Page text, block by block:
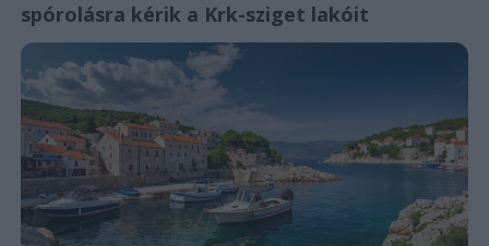
spórolásra kérik a Krk-sziget lakóit